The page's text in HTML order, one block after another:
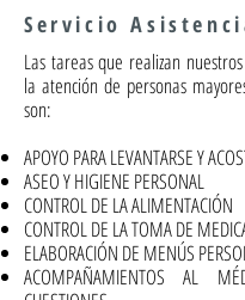
Servicio
Las tareas que realizan
la atención de personas
son:
APOYO PARA LEVANTARSE Y
ASEO Y HIGIENE PERSONAL
CONTROL DE LA ALIMENTACIÓN
CONTROL DE LA TOMA DE
ELABORACIÓN DE MENÚS
ACOMPAÑAMIENTOS AL